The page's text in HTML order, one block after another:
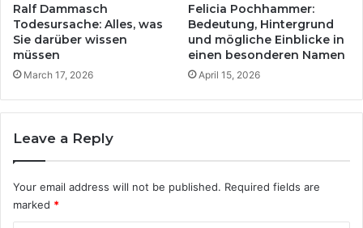
Ralf Dammasch
Todesursache: Alles, was
Sie darüber wissen
müssen
March 17, 2026
Felicia Pochhammer:
Bedeutung, Hintergrund
und mögliche Einblicke in
einen besonderen Namen
April 15, 2026
Leave a Reply
Your email address will not be published. Required fields are
marked *